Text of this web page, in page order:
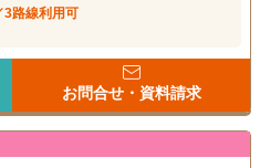
3路線利用可
お問合せ・資料請求